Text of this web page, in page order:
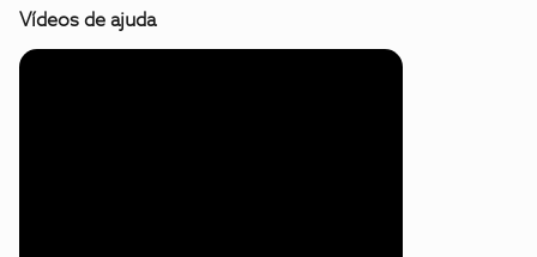
Vídeos de ajuda